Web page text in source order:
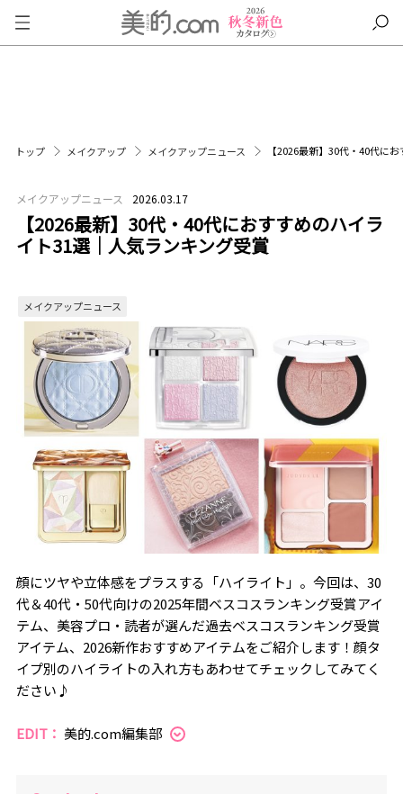
トップ メイクアップ メイクアップニュース 【2026最新】30代・40代に
メイクアップニュース 2026.03.17
【2026最新】30代・40代におすすめのハイラ
イト31選｜人気ランキング受賞
メイクアップニュース
顔にツヤや立体感をプラスする「ハイライト」。今回は、30
代＆40代・50代向けの2025年間ベスコスランキング受賞アイ
テム、美容プロ・読者が選んだ過去ベスコスランキング受賞
アイテム、2026新作おすすめアイテムをご紹介します！顔タ
イプ別のハイライトの入れ方もあわせてチェックしてみてく
ださい♪
EDIT： 美的.com編集部